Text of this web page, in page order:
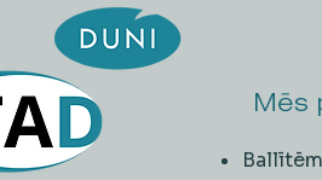
Mēs